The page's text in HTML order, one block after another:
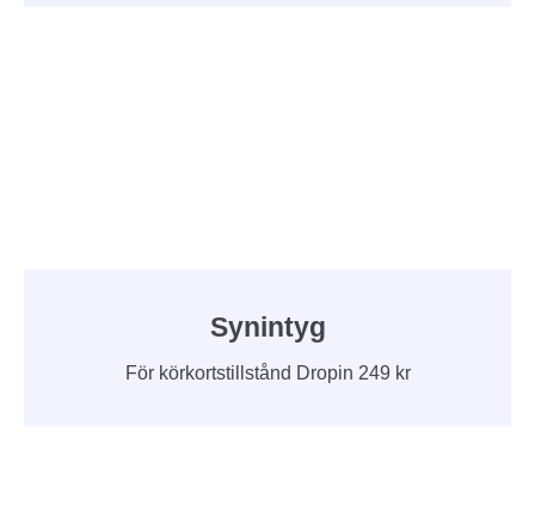
Synintyg
För körkortstillstånd Dropin 249 kr